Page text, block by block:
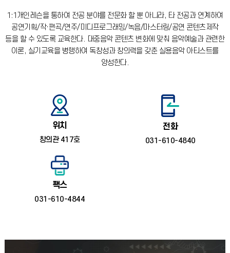
1:1개인레슨을 통하여 전공 분야를 전문화 할 뿐 아니라, 타 전공과 연계하여
공연기획/작·편곡/연주/미디프로그래밍/녹음/마스터링/공연 콘텐츠제작
등을 할 수 있도록 교육한다. 대중음악 콘텐츠 변화에 맞춰 음악예술과 관련한
이론, 실기교육을 병행하여 독창성과 창의력을 갖춘 실용음악 아티스트를
양성한다.
위치
창의관 417호
전화
031-610-4840
팩스
031-610-4844